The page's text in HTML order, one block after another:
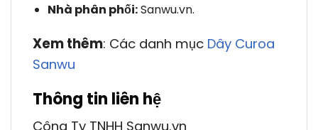
Nhà phân phối:Sanwu.vn.
Xem thêm: Các danh mục Dây Curoa
Sanwu
Thông tin liên hệ
Công Ty TNHH Sanwu.vn